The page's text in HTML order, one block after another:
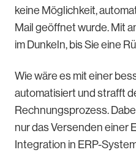
keine Möglichkeit,
Mail geöffnet wurde. Mit
im Dunkeln, bis Sie eine
Wie wäre es mit einer
automatisiert und strafft
Rechnungsprozess.
nur das Versenden einer
Integration in ERP-